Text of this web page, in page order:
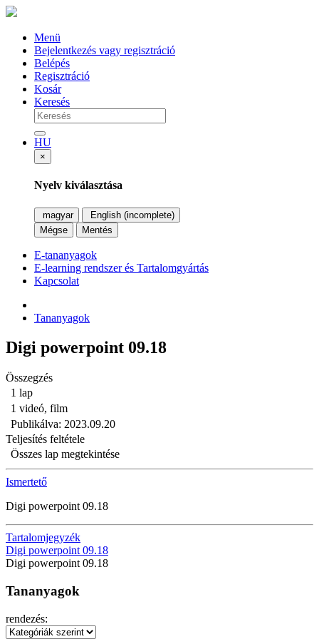
Menü
Bejelentkezés vagy regisztráció
Belépés
Regisztráció
Kosár
Keresés
HU
×
Nyelv kiválasztása
magyar
English (incomplete)
Mégse
Mentés
E-tananyagok
E-learning rendszer és Tartalomgyártás
Kapcsolat
Tananyagok
Digi powerpoint 09.18
Összegzés
1 lap
1 videó, film
Publikálva: 2023.09.20
Teljesítés feltétele
Összes lap megtekintése
Ismertető
Digi powerpoint 09.18
Tartalomjegyzék
Digi powerpoint 09.18
Digi powerpoint 09.18
Tananyagok
rendezés: